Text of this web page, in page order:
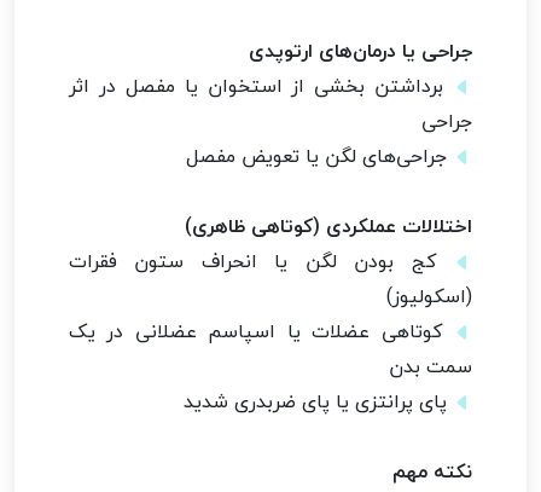
جراحی یا درمان‌های ارتوپدی
برداشتن بخشی از استخوان یا مفصل در اثر
جراحی
جراحی‌های لگن یا تعویض مفصل
اختلالات عملکردی (کوتاهی ظاهری)
کج بودن لگن یا انحراف ستون فقرات
(اسکولیوز)
کوتاهی عضلات یا اسپاسم عضلانی در یک
سمت بدن
پای پرانتزی یا پای ضربدری شدید
نکته مهم